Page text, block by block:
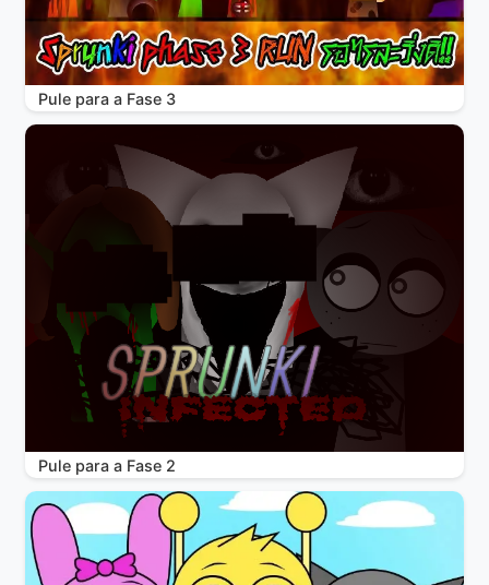
Pule para a Fase 3
Pule para a Fase 2